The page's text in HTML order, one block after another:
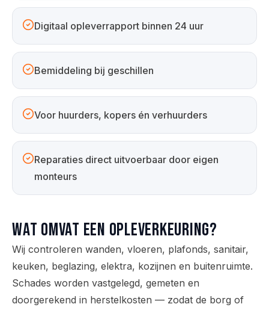
Digitaal opleverrapport binnen 24 uur
Bemiddeling bij geschillen
Voor huurders, kopers én verhuurders
Reparaties direct uitvoerbaar door eigen
monteurs
Wat omvat een opleverkeuring?
Wij controleren wanden, vloeren, plafonds, sanitair,
keuken, beglazing, elektra, kozijnen en buitenruimte.
Schades worden vastgelegd, gemeten en
doorgerekend in herstelkosten — zodat de borg of